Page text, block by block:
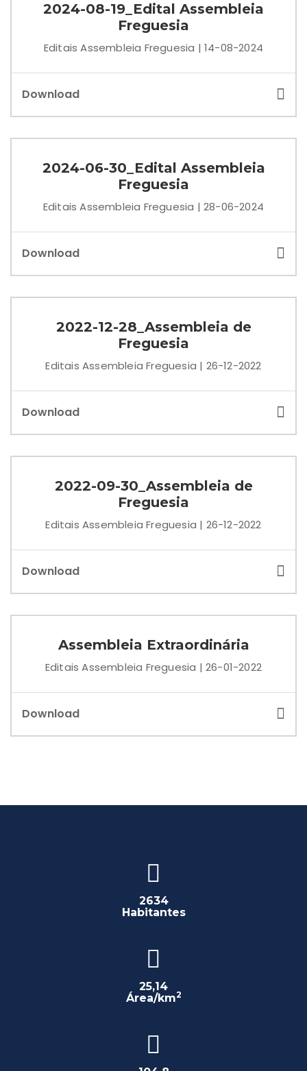
2024-08-19_Edital Assembleia
Freguesia
Editais Assembleia Freguesia | 14-08-2024
Download
2024-06-30_Edital Assembleia
Freguesia
Editais Assembleia Freguesia | 28-06-2024
Download
2022-12-28_Assembleia de
Freguesia
Editais Assembleia Freguesia | 26-12-2022
Download
2022-09-30_Assembleia de
Freguesia
Editais Assembleia Freguesia | 26-12-2022
Download
Assembleia Extraordinária
Editais Assembleia Freguesia | 26-01-2022
Download
2634
Habitantes
25,14
Área/km2